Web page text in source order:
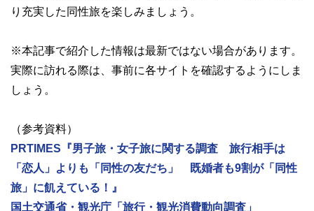
り充実した同性旅を楽しみましょう。
※本記事で紹介した情報は最新ではない場合があります。
実際に訪れる際は、事前に各サイトを確認するようにしま
しょう。
（参考資料）
PRTIMES『男子旅・女子旅に関する調査 旅行相手は
「恋人」よりも「同性の友だち」 既婚者も9割が「同性
旅」に飢えている！』
国土交通省・観光庁「旅行・観光消費動向調査」